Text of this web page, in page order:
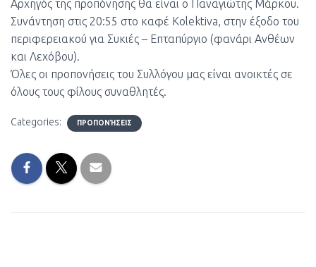
Αρχηγός της προπόνησης θα είναι ο Παναγιώτης Μάρκου.
Συνάντηση στις 20:55 στο καφέ Kolektiva, στην έξοδο του
περιφερειακού για Συκιές – Επταπύργιο (φανάρι Ανθέων
και Λεχόβου).
Όλες οι προπονήσεις του Συλλόγου μας είναι ανοικτές σε
όλους τους φίλους συναθλητές.
Categories: ΠΡΟΠΟΝΉΣΕΙΣ